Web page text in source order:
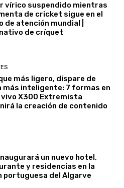
vírico suspendido mientras
de cricket sigue en el
de atención mundial |
de críquet
más ligero, dispare de
más inteligente: 7 formas en
vivo X300 Extremista
la creación de contenido
un nuevo hotel,
y residencias en la
portuguesa del Algarve